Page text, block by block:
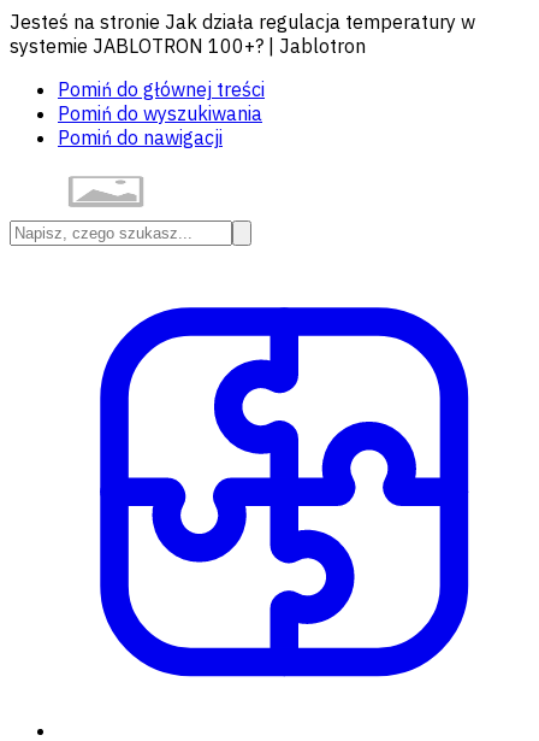
Jesteś na stronie Jak działa regulacja temperatury w
systemie JABLOTRON 100+? | Jablotron
Pomiń do głównej treści
Pomiń do wyszukiwania
Pomiń do nawigacji